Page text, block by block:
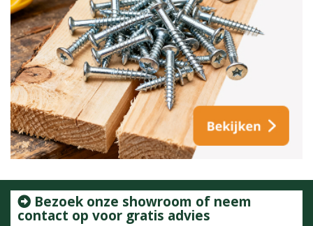
Bezoek onze showroom of neem
contact op voor gratis advies